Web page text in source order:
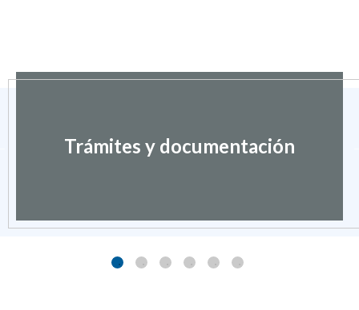
Trámites y documentación